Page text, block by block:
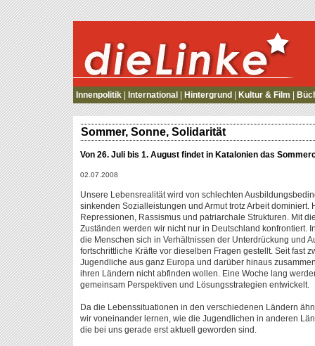
die Linke
Innenpolitik International Hintergrund Kultur & Film
Sommer, Sonne, Solidarität
Von 26. Juli bis 1. August findet in Katalonien das
02.07.2008
Unsere Lebensrealität wird von schlechten
sinkenden Sozialleistungen und Armut trotz Arbeit
Repressionen, Rassismus und patriarchale Strukturen. Mit
Zuständen werden wir nicht nur in Deutschland konfrontiert.
die Menschen sich in Verhältnissen der Unterdrückung und
fortschrittliche Kräfte vor dieselben Fragen gestellt. Seit fast
Jugendliche aus ganz Europa und darüber hinaus
ihren Ländern nicht abfinden wollen. Eine Woche lang
gemeinsam Perspektiven und Lösungsstrategien entwickelt.
Da die Lebenssituationen in den verschiedenen Ländern
wir voneinander lernen, wie die Jugendlichen in anderen
die bei uns gerade erst aktuell geworden sind.